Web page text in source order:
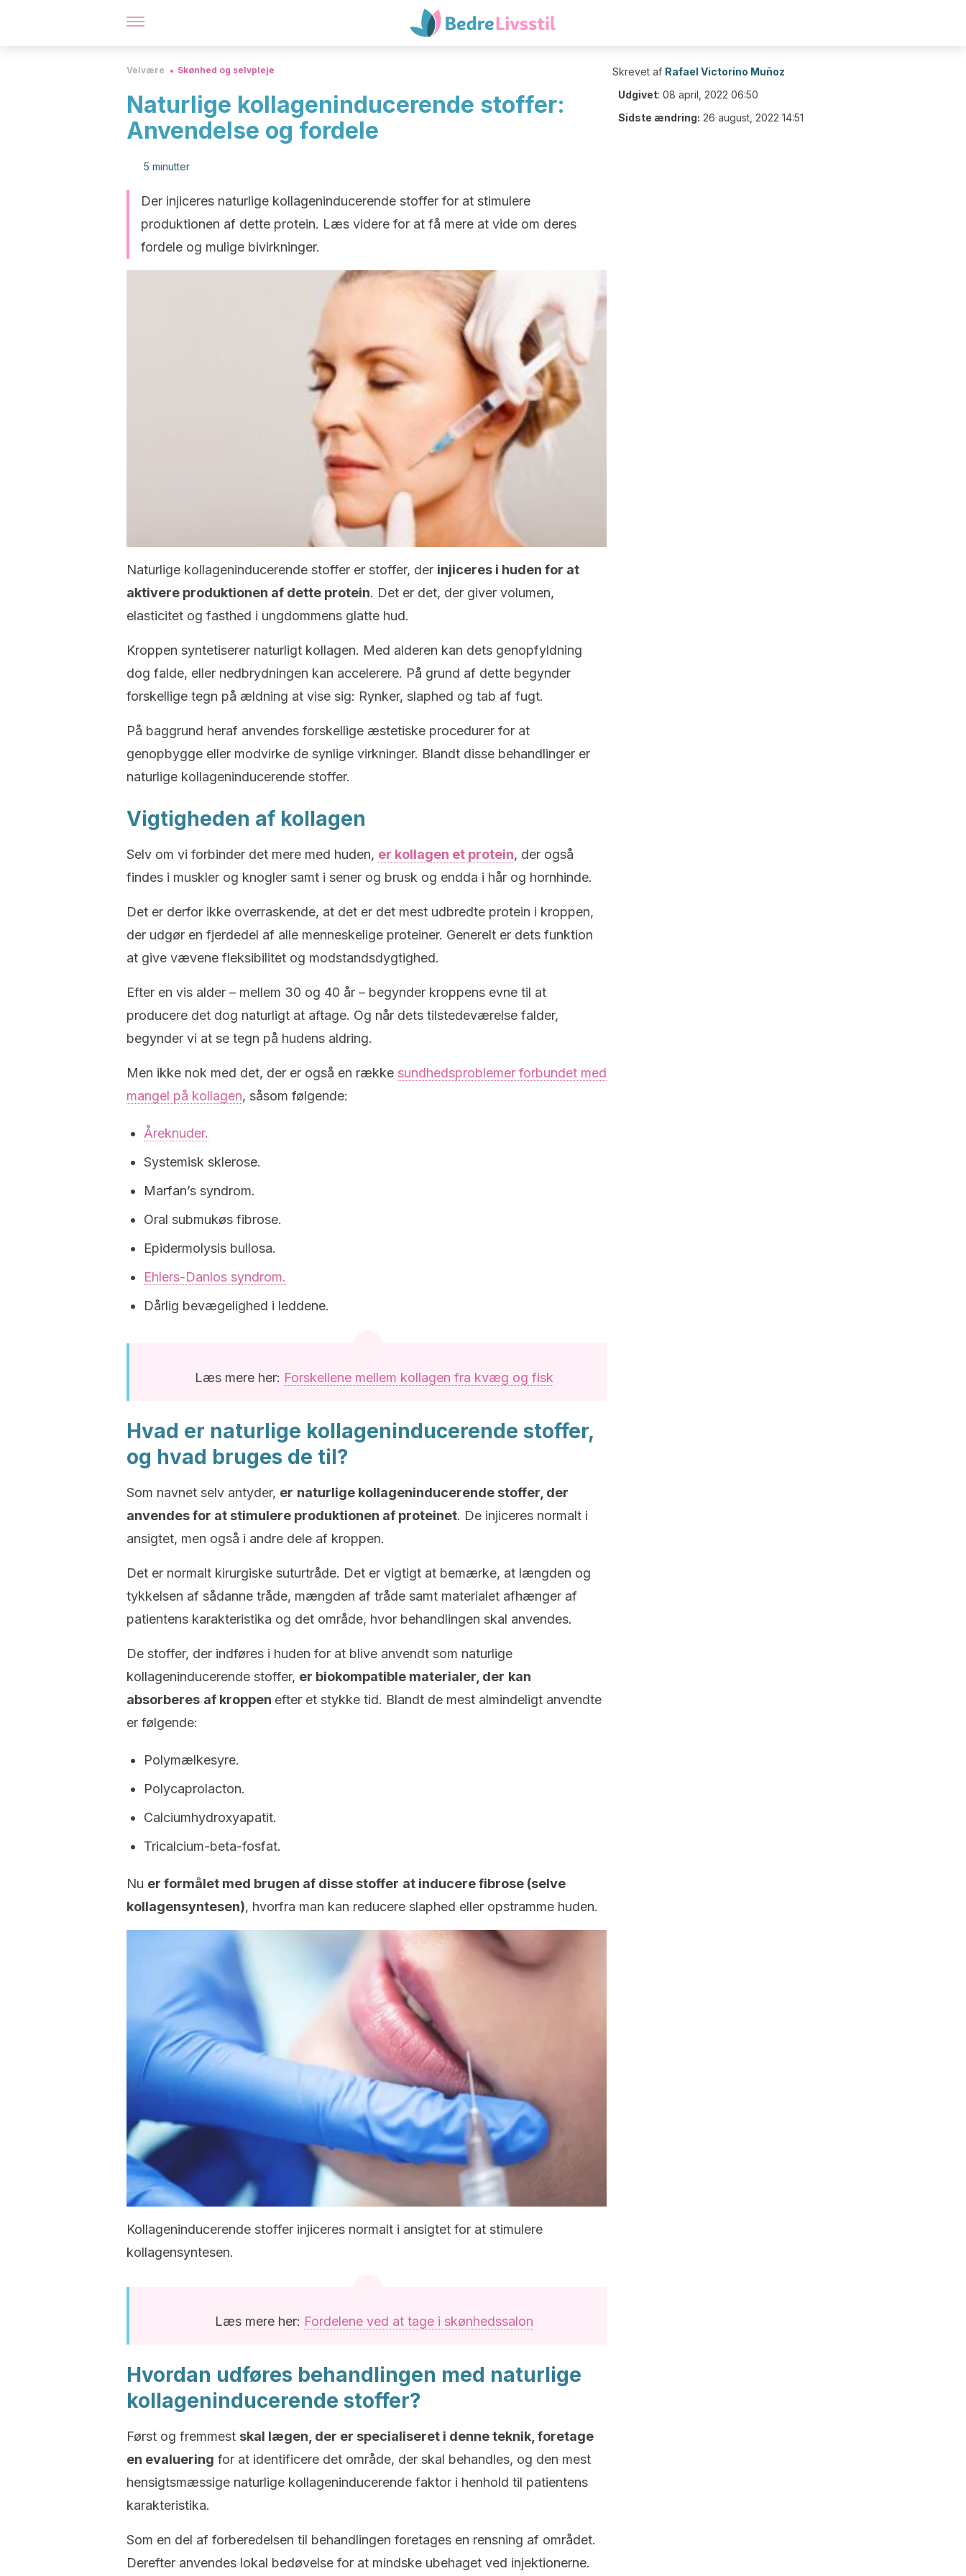
Velvære Skønhed og selvpleje
Naturlige kollageninducerende stoffer:
Anvendelse og fordele
5 minutter
Der injiceres naturlige kollageninducerende stoffer for at stimulere
produktionen af dette protein. Læs videre for at få mere at vide om deres
fordele og mulige bivirkninger.
Naturlige kollageninducerende stoffer er stoffer, der injiceres i huden for at
aktivere produktionen af dette protein. Det er det, der giver volumen,
elasticitet og fasthed i ungdommens glatte hud.
Kroppen syntetiserer naturligt kollagen. Med alderen kan dets genopfyldning
dog falde, eller nedbrydningen kan accelerere. På grund af dette begynder
forskellige tegn på ældning at vise sig: Rynker, slaphed og tab af fugt.
På baggrund heraf anvendes forskellige æstetiske procedurer for at
genopbygge eller modvirke de synlige virkninger. Blandt disse behandlinger er
naturlige kollageninducerende stoffer.
Vigtigheden af kollagen
Selv om vi forbinder det mere med huden, er kollagen et protein, der også
findes i muskler og knogler samt i sener og brusk og endda i hår og hornhinde.
Det er derfor ikke overraskende, at det er det mest udbredte protein i kroppen,
der udgør en fjerdedel af alle menneskelige proteiner. Generelt er dets funktion
at give vævene fleksibilitet og modstandsdygtighed.
Efter en vis alder – mellem 30 og 40 år – begynder kroppens evne til at
producere det dog naturligt at aftage. Og når dets tilstedeværelse falder,
begynder vi at se tegn på hudens aldring.
Men ikke nok med det, der er også en række sundhedsproblemer forbundet med
mangel på kollagen, såsom følgende:
Åreknuder.
Systemisk sklerose.
Marfan’s syndrom.
Oral submukøs fibrose.
Epidermolysis bullosa.
Ehlers-Danlos syndrom.
Dårlig bevægelighed i leddene.
Læs mere her: Forskellene mellem kollagen fra kvæg og fisk
Hvad er naturlige kollageninducerende stoffer,
og hvad bruges de til?
Som navnet selv antyder, er naturlige kollageninducerende stoffer, der
anvendes for at stimulere produktionen af proteinet. De injiceres normalt i
ansigtet, men også i andre dele af kroppen.
Det er normalt kirurgiske suturtråde. Det er vigtigt at bemærke, at længden og
tykkelsen af sådanne tråde, mængden af tråde samt materialet afhænger af
patientens karakteristika og det område, hvor behandlingen skal anvendes.
De stoffer, der indføres i huden for at blive anvendt som naturlige
kollageninducerende stoffer, er biokompatible materialer, der kan
absorberes af kroppen efter et stykke tid. Blandt de mest almindeligt anvendte
er følgende:
Polymælkesyre.
Polycaprolacton.
Calciumhydroxyapatit.
Tricalcium-beta-fosfat.
Nu er formålet med brugen af disse stoffer at inducere fibrose (selve
kollagensyntesen), hvorfra man kan reducere slaphed eller opstramme huden.
Kollageninducerende stoffer injiceres normalt i ansigtet for at stimulere
kollagensyntesen.
Læs mere her: Fordelene ved at tage i skønhedssalon
Hvordan udføres behandlingen med naturlige
kollageninducerende stoffer?
Først og fremmest skal lægen, der er specialiseret i denne teknik, foretage
en evaluering for at identificere det område, der skal behandles, og den mest
hensigtsmæssige naturlige kollageninducerende faktor i henhold til patientens
karakteristika.
Som en del af forberedelsen til behandlingen foretages en rensning af området.
Derefter anvendes lokal bedøvelse for at mindske ubehaget ved injektionerne.
Skrevet af Rafael Victorino Muñoz
Udgivet: 08 april, 2022 06:50
Sidste ændring: 26 august, 2022 14:51